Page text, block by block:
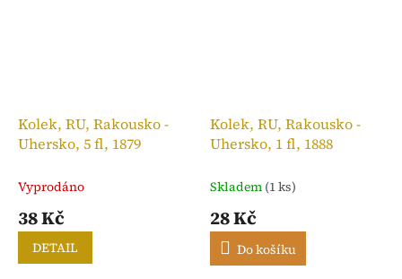
Kolek, RU, Rakousko -
Uhersko, 5 fl, 1879
Vyprodáno
38 Kč
DETAIL
Kolek, RU, Rakousko -
Uhersko, 1 fl, 1888
Skladem (1 ks)
28 Kč
Do košíku